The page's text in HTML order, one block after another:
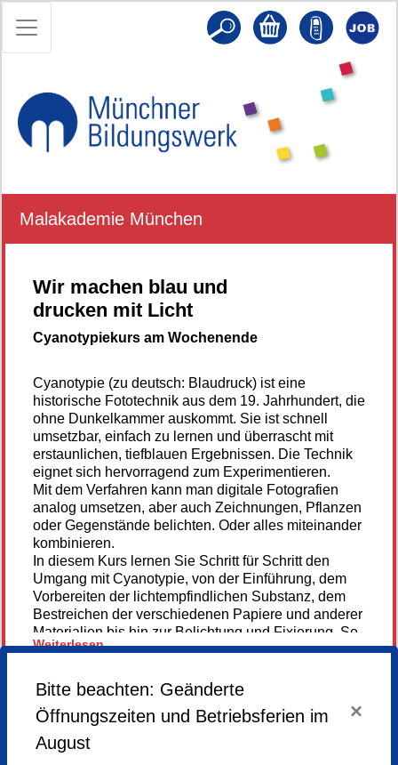
Malakademie München
Wir machen blau und
drucken mit Licht
Cyanotypiekurs am Wochenende
Cyanotypie (zu deutsch: Blaudruck) ist eine
historische Fototechnik aus dem 19. Jahrhundert, die
ohne Dunkelkammer auskommt. Sie ist schnell
umsetzbar, einfach zu lernen und überrascht mit
erstaunlichen, tiefblauen Ergebnissen. Die Technik
eignet sich hervorragend zum Experimentieren.
Mit dem Verfahren kann man digitale Fotografien
analog umsetzen, aber auch Zeichnungen, Pflanzen
oder Gegenstände belichten. Oder alles miteinander
kombinieren.
In diesem Kurs lernen Sie Schritt für Schritt den
Umgang mit Cyanotypie, von der Einführung, dem
Vorbereiten der lichtempfindlichen Substanz, dem
Bestreichen der verschiedenen Papiere und anderer
Materialien bis hin zur Belichtung und Fixierung. So
entstehen eigene Blaudruck-Unikate.
eigene Fotos zugeschickt werden, die sie in Negativ-
Objekten wie Blätter, Steine, Zweige, Federn etc.
arbeitet - bitte mitbringen.
Folien und Fotopapiere werden je nach Verbrauch
Weiterlesen...
ABGESAGT
Bitte beachten: Geänderte
Öffnungszeiten und Betriebsferien im
August
×